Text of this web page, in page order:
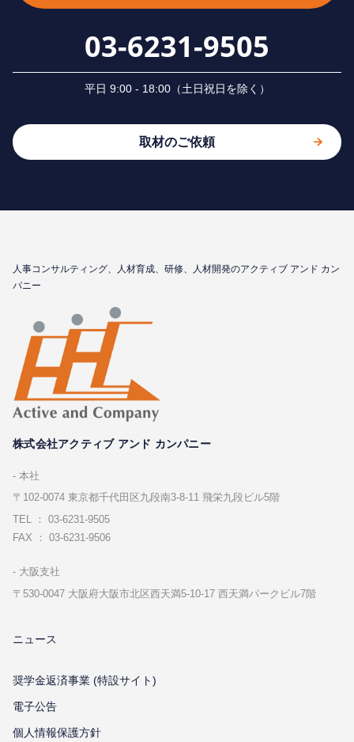
03-6231-9505
平⽇ 9:00 - 18:00（⼟⽇祝⽇を除く）
取材のご依頼
⼈事コンサルティング、⼈材育成、研修、⼈材開発のアクティブ アンド カン
パニー
株式会社アクティブ アンド カンパニー
本社
〒102-0074 東京都千代⽥区九段南3-8-11 飛栄九段ビル5階
TEL ： 03-6231-9505
FAX ： 03-6231-9506
⼤阪⽀社
〒530-0047 ⼤阪府⼤阪市北区⻄天満5-10-17 ⻄天満パークビル7階
ニュース
奨学金返済事業 (特設サイト)
電子公告
個⼈情報保護⽅針